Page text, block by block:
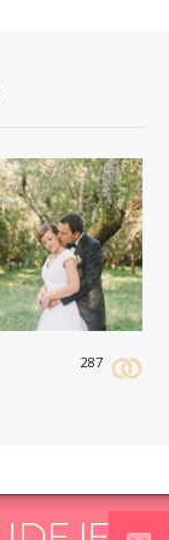
287